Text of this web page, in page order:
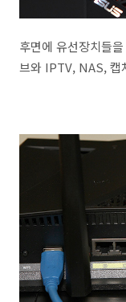
후면에 유선장치들
브와 IPTV, NAS, 캡